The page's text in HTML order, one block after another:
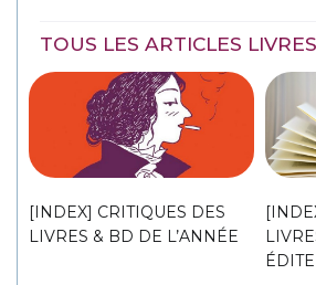
TOUS LES ARTICLES
[INDEX] CRITIQUES DES
LIVRES & BD DE L’ANNÉE